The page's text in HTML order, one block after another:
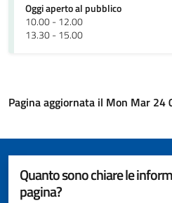
Oggi aperto al pubblico
10.00 - 12.00
13.30 - 15.00
Pagina aggiornata il Mon Mar 24
Quanto sono chiare le
pagina?